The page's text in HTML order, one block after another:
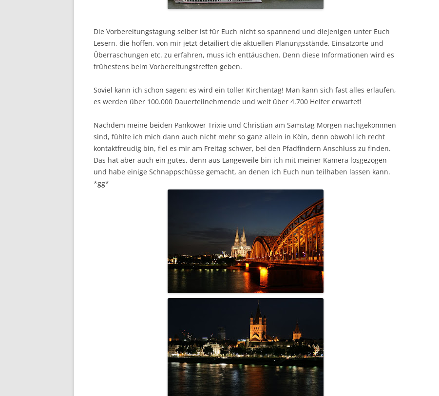
Die Vorbereitungstagung selber ist für Euch nicht so spannend und diejenigen unter Euch
Lesern, die hoffen, von mir jetzt detailiert die aktuellen Planungsstände, Einsatzorte und
Überraschungen etc. zu erfahren, muss ich enttäuschen. Denn diese Informationen wird es
frühestens beim Vorbereitungstreffen geben.
Soviel kann ich schon sagen: es wird ein toller Kirchentag! Man kann sich fast alles erlaufen,
es werden über 100.000 Dauerteilnehmende und weit über 4.700 Helfer erwartet!
Nachdem meine beiden Pankower Trixie und Christian am Samstag Morgen nachgekommen
sind, fühlte ich mich dann auch nicht mehr so ganz allein in Köln, denn obwohl ich recht
kontaktfreudig bin, fiel es mir am Freitag schwer, bei den Pfadfindern Anschluss zu finden.
Das hat aber auch ein gutes, denn aus Langeweile bin ich mit meiner Kamera losgezogen
und habe einige Schnappschüsse gemacht, an denen ich Euch nun teilhaben lassen kann.
*gg*